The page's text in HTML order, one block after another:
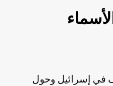
في إسرائيل وحول